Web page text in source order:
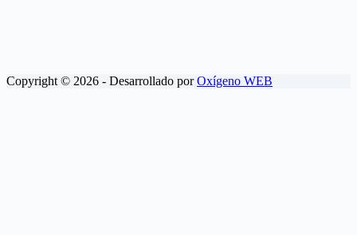
Copyright © 2026 - Desarrollado porOxígeno WEB